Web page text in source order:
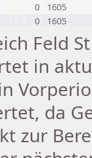
0
1605
0 1605
Feld
in
da
zur